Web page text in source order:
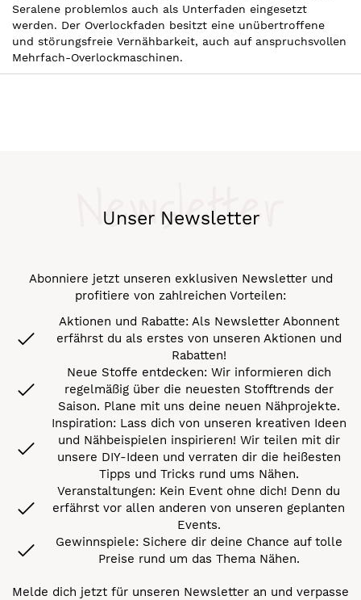
Seralene problemlos auch als Unterfaden eingesetzt
werden. Der Overlockfaden besitzt eine unübertroffene
und störungsfreie Vernähbarkeit, auch auf anspruchsvollen
Mehrfach-Overlockmaschinen.
Unser Newsletter
Newsletter
Abonniere jetzt unseren exklusiven Newsletter und
profitiere von zahlreichen Vorteilen:
Aktionen und Rabatte: Als Newsletter Abonnent
erfährst du als erstes von unseren Aktionen und
Rabatten!
Neue Stoffe entdecken: Wir informieren dich
regelmäßig über die neuesten Stofftrends der
Saison. Plane mit uns deine neuen Nähprojekte.
Inspiration: Lass dich von unseren kreativen Ideen
und Nähbeispielen inspirieren! Wir teilen mit dir
unsere DIY-Ideen und verraten dir die heißesten
Tipps und Tricks rund ums Nähen.
Veranstaltungen: Kein Event ohne dich! Denn du
erfährst vor allen anderen von unseren geplanten
Events.
Gewinnspiele: Sichere dir deine Chance auf tolle
Preise rund um das Thema Nähen.
Melde dich jetzt für unseren Newsletter an und verpasse